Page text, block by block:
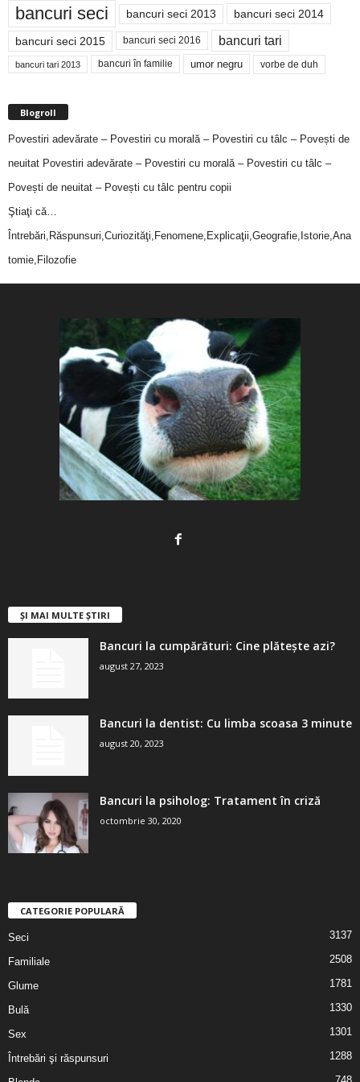
bancuri seci bancuri seci 2013 bancuri seci 2014
bancuri seci 2015 bancuri seci 2016 bancuri tari
bancuri tari 2013 bancuri în familie umor negru vorbe de duh
Blogroll
Povestiri adevărate – Povestiri cu morală – Povestiri cu tâlc – Povești de
neuitat Povestiri adevărate – Povestiri cu morală – Povestiri cu tâlc –
Povești de neuitat – Povești cu tâlc pentru copii
Ştiaţi că…
Întrebări,Răspunsuri,Curiozităţi,Fenomene,Explicaţii,Geografie,Istorie,Ana
tomie,Filozofie
ȘI MAI MULTE ȘTIRI
Bancuri la cumpărături: Cine plătește azi?
august 27, 2023
Bancuri la dentist: Cu limba scoasa 3 minute
august 20, 2023
Bancuri la psiholog: Tratament în criză
octombrie 30, 2020
CATEGORIE POPULARĂ
Seci 3137
Familiale 2508
Glume 1781
Bulă 1330
Sex 1301
Întrebări şi răspunsuri 1288